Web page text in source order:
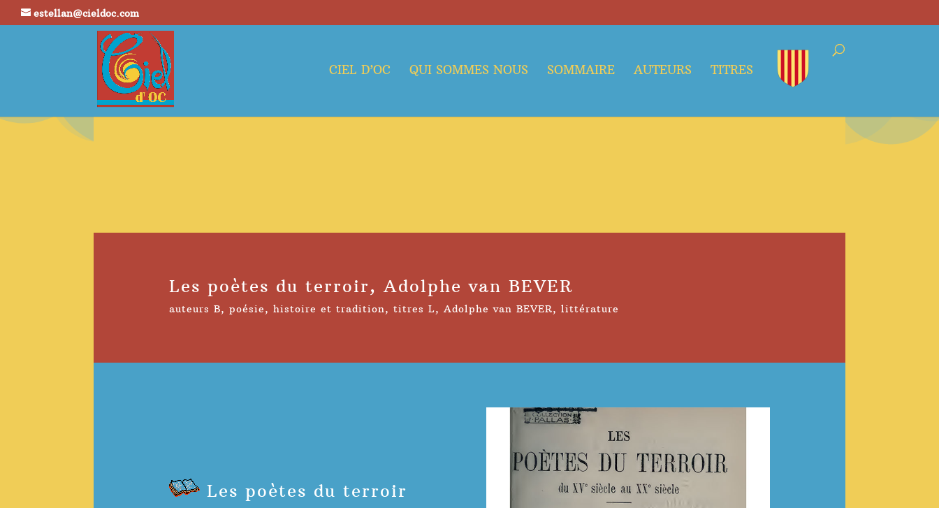
estellan@cieldoc.com
CIEL D’OC QUI SOMMES NOUS SOMMAIRE AUTEURS TITRES
Les poètes du terroir, Adolphe van BEVER
auteurs B, poésie, histoire et tradition, titres L, Adolphe van BEVER, littérature
Les poètes du terroir